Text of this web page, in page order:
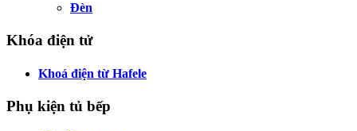
Đèn
Khóa điện tử
Khoá điện từ Hafele
Phụ kiện tủ bếp